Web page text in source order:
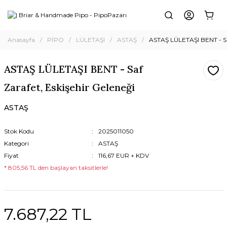
Anasayfa PİPO LÜLETAŞI ASTAŞ ASTAŞ LÜLETAŞI BENT -
ASTAŞ LÜLETAŞI BENT - Saf
Zarafet, Eskişehir Geleneği
ASTAŞ
Stok Kodu
2025011050
Kategori
ASTAŞ
Fiyat
116,67 EUR + KDV
* 805,56 TL den başlayan taksitlerle!
7.687,22 TL